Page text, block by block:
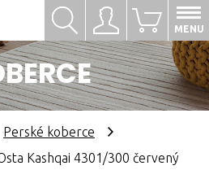
Přihlásit se
0
MENU
Hledat
Perské koberce
Kashqai 4301/300 červený